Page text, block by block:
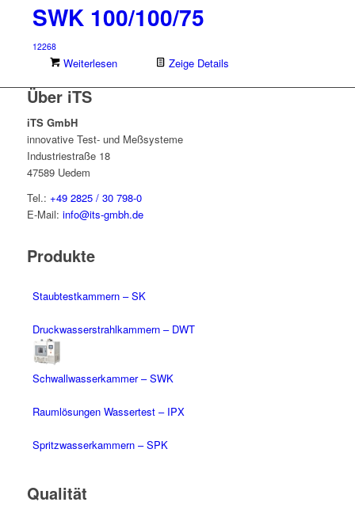
SWK 100/100/75
12268
Weiterlesen Zeige Details
Über iTS
iTS GmbH
innovative Test- und Meßsysteme
Industriestraße 18
47589 Uedem
Tel.: +49 2825 / 30 798-0
E-Mail: info@its-gmbh.de
Produkte
Staubtestkammern – SK
Druckwasserstrahlkammern – DWT
Schwallwasserkammer – SWK
Raumlösungen Wassertest – IPX
Spritzwasserkammern – SPK
Qualität